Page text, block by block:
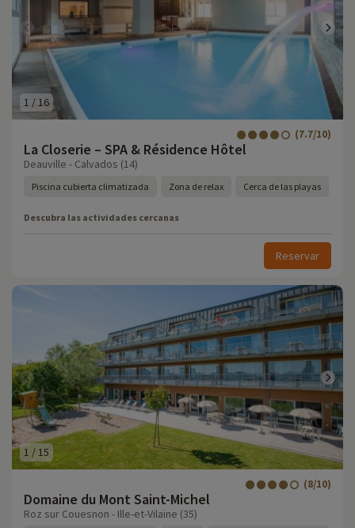
1 /16
La Closerie – SPA & Résidence Hôtel
(7.7/10)
Deauville - Calvados (14)
Piscina cubierta climatizada Zona de relax Cerca de las playas
Descubra las actividades cercanas
Reservar
1 / 15
Domaine du Mont Saint-Michel
(8/10)
Roz sur Couesnon - Ille-et-Vilaine (35)